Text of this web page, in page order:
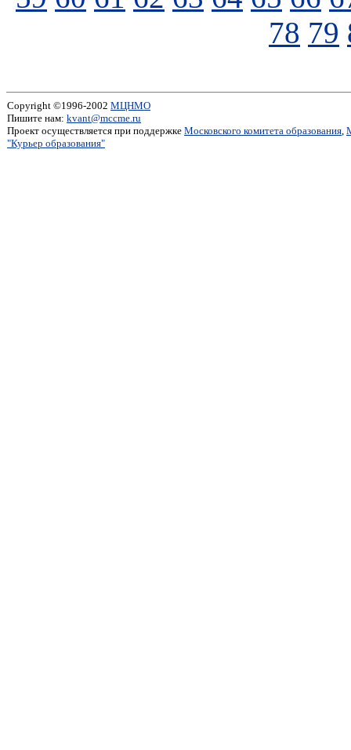
78 79
Copyright ©1996-2002 МЦНМО
Пишите нам: kvant@mccme.ru
Проект осуществляется при поддержке Московского комитета образования,
"Курьер образования"